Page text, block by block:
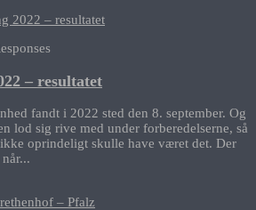
– resultatet
fandt i 2022 sted den 8. september. Og
lod sig rive med under forberedelserne, så
oprindeligt skulle have været det. Der